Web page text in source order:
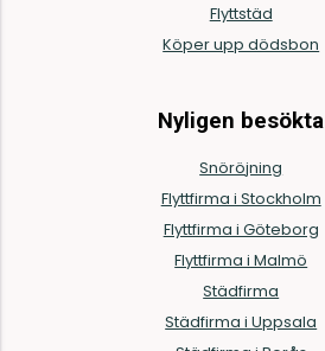
Flyttstäd
Köper upp dödsbon
Nyligen besökta
Snöröjning
Flyttfirma i Stockholm
Flyttfirma i Göteborg
Flyttfirma i Malmö
Städfirma
Städfirma i Uppsala